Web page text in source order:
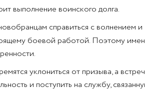
выполнение воинского долга.
справиться с волнением и
боевой работой. Поэтому
уклониться от призыва, а
и поступить на службу,